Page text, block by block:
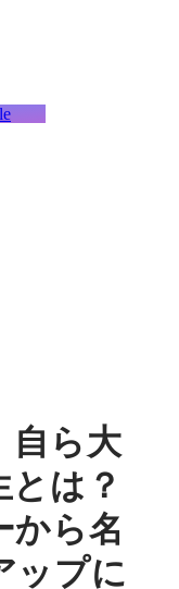
自ら大
は？
から名
ップに